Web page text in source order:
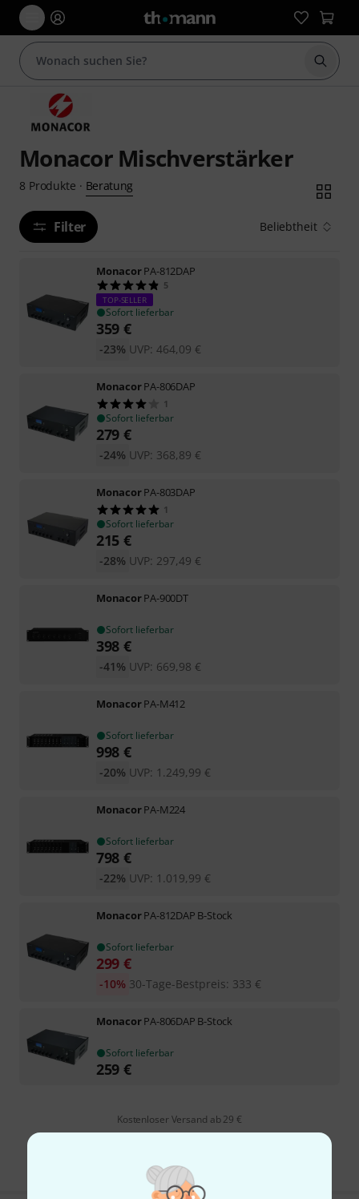
Suche
Monacor Mischverstärker
8 Produkte · Beratung
Filter Beliebtheit
MonacorPA-812DAP
5
TOP-SELLER
Sofort lieferbar
359 €
UVP: 464,09 €
-23%
MonacorPA-806DAP
1
Sofort lieferbar
279 €
UVP: 368,89 €
-24%
MonacorPA-803DAP
1
Sofort lieferbar
215 €
UVP: 297,49 €
-28%
MonacorPA-900DT
Sofort lieferbar
398 €
UVP: 669,98 €
-41%
MonacorPA-M412
Sofort lieferbar
998 €
UVP: 1.249,99 €
-20%
MonacorPA-M224
Sofort lieferbar
798 €
UVP: 1.019,99 €
-22%
MonacorPA-812DAP B-Stock
Sofort lieferbar
299 €
30-Tage-Bestpreis: 333 €
-10%
MonacorPA-806DAP B-Stock
Sofort lieferbar
259 €
Kostenloser Versand ab 29 €
Alle Preise inkl. MwSt.